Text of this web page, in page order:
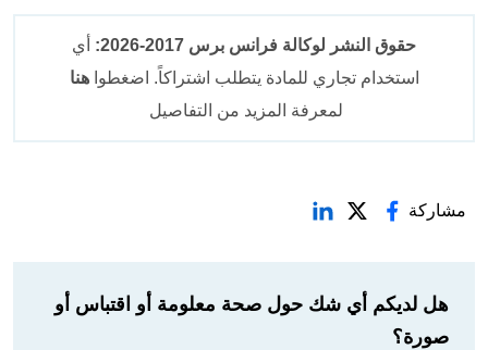
حقوق النشر لوكالة فرانس برس 2017-2026:
أي
استخدام تجاري للمادة يتطلب اشتراكاً. اضغطواهنا
لمعرفة المزيد من التفاصيل
مشاركة
هل لديكم أي شك حول صحة معلومة أو اقتباس أو
صورة؟